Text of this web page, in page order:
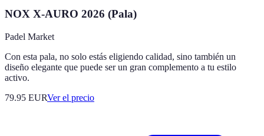
NOX X-AURO 2026 (Pala)
Padel Market
Con esta pala, no solo estás eligiendo calidad, sino también un
diseño elegante que puede ser un gran complemento a tu estilo
activo.
79.95 EURVer el precio